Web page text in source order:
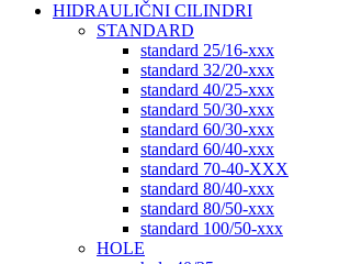
HIDRAULIČNI CILINDRI
STANDARD
standard 25/16-xxx
standard 32/20-xxx
standard 40/25-xxx
standard 50/30-xxx
standard 60/30-xxx
standard 60/40-xxx
standard 70-40-XXX
standard 80/40-xxx
standard 80/50-xxx
standard 100/50-xxx
HOLE